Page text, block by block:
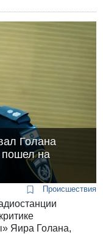
Голана
пошел на
Происшествия
Яира Голана,